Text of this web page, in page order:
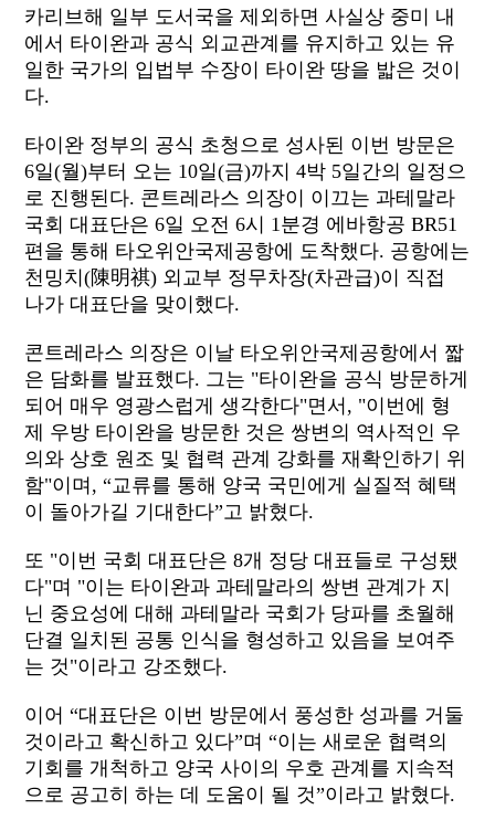
카리브해 일부 도서국을 제외하면 사실상 중미 내
에서 타이완과 공식 외교관계를 유지하고 있는 유
일한 국가의 입법부 수장이 타이완 땅을 밟은 것이
다.
타이완 정부의 공식 초청으로 성사된 이번 방문은
6일(월)부터 오는 10일(금)까지 4박 5일간의 일정으
로 진행된다. 콘트레라스 의장이 이끄는 과테말라
국회 대표단은 6일 오전 6시 1분경 에바항공 BR51
편을 통해 타오위안국제공항에 도착했다. 공항에는
천밍치(陳明祺) 외교부 정무차장(차관급)이 직접
나가 대표단을 맞이했다.
콘트레라스 의장은 이날 타오위안국제공항에서 짧
은 담화를 발표했다. 그는 "타이완을 공식 방문하게
되어 매우 영광스럽게 생각한다"면서, "이번에 형
제 우방 타이완을 방문한 것은 쌍변의 역사적인 우
의와 상호 원조 및 협력 관계 강화를 재확인하기 위
함"이며, “교류를 통해 양국 국민에게 실질적 혜택
이 돌아가길 기대한다”고 밝혔다.
또 "이번 국회 대표단은 8개 정당 대표들로 구성됐
다"며 "이는 타이완과 과테말라의 쌍변 관계가 지
닌 중요성에 대해 과테말라 국회가 당파를 초월해
단결 일치된 공통 인식을 형성하고 있음을 보여주
는 것"이라고 강조했다.
이어 “대표단은 이번 방문에서 풍성한 성과를 거둘
것이라고 확신하고 있다”며 “이는 새로운 협력의
기회를 개척하고 양국 사이의 우호 관계를 지속적
으로 공고히 하는 데 도움이 될 것”이라고 밝혔다.